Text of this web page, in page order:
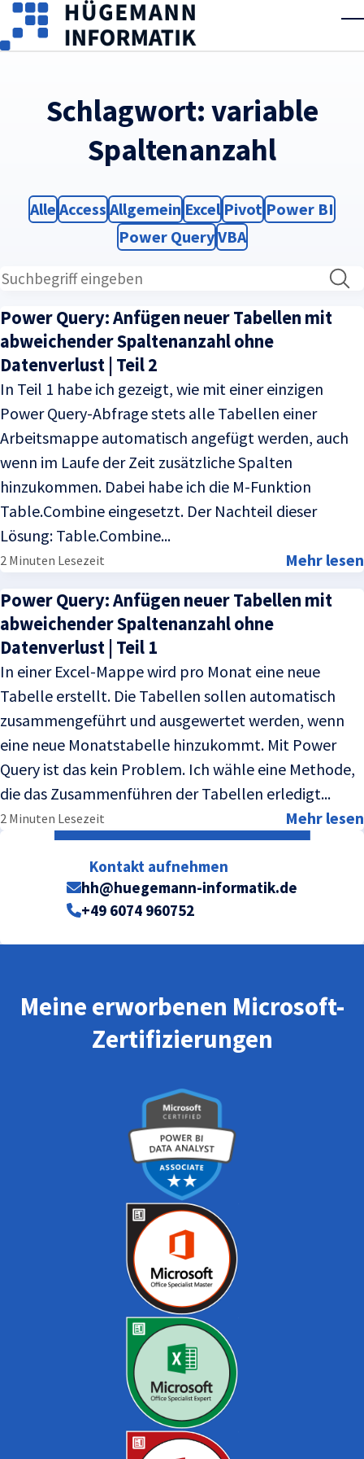
Skip to main content
Schlagwort:variable
Spaltenanzahl
Filter
Alle Filter
Access Filter
Allgemein Filter
Excel Filter
Pivot Filter
Power BI
Filter
Power QueryFilter
VBA
Power Query: Anfügen neuer Tabellen mit
abweichender Spaltenanzahl ohne
Datenverlust | Teil 2
In Teil 1 habe ich gezeigt, wie mit einer einzigen
Power Query-Abfrage stets alle Tabellen einer
Arbeitsmappe automatisch angefügt werden, auch
wenn im Laufe der Zeit zusätzliche Spalten
hinzukommen. Dabei habe ich die M-Funktion
Table.Combine eingesetzt. Der Nachteil dieser
Lösung: Table.Combine...
2 Minuten Lesezeit Mehr lesen
Power Query: Anfügen neuer Tabellen mit
abweichender Spaltenanzahl ohne
Datenverlust | Teil 1
In einer Excel-Mappe wird pro Monat eine neue
Tabelle erstellt. Die Tabellen sollen automatisch
zusammengeführt und ausgewertet werden, wenn
eine neue Monatstabelle hinzukommt. Mit Power
Query ist das kein Problem. Ich wähle eine Methode,
die das Zusammenführen der Tabellen erledigt...
2 Minuten Lesezeit Mehr lesen
Kontakt aufnehmen
hh@huegemann-informatik.de
+49 6074 960752
Meine erworbenen Microsoft-
Zertifizierungen